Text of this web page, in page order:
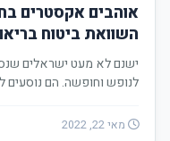
אוהבים אקסטרים
השוואת ביטוח
ישנם לא מעט ישראלים
לנופש וחופשה. הם נוסעים
מאי 22, 2022